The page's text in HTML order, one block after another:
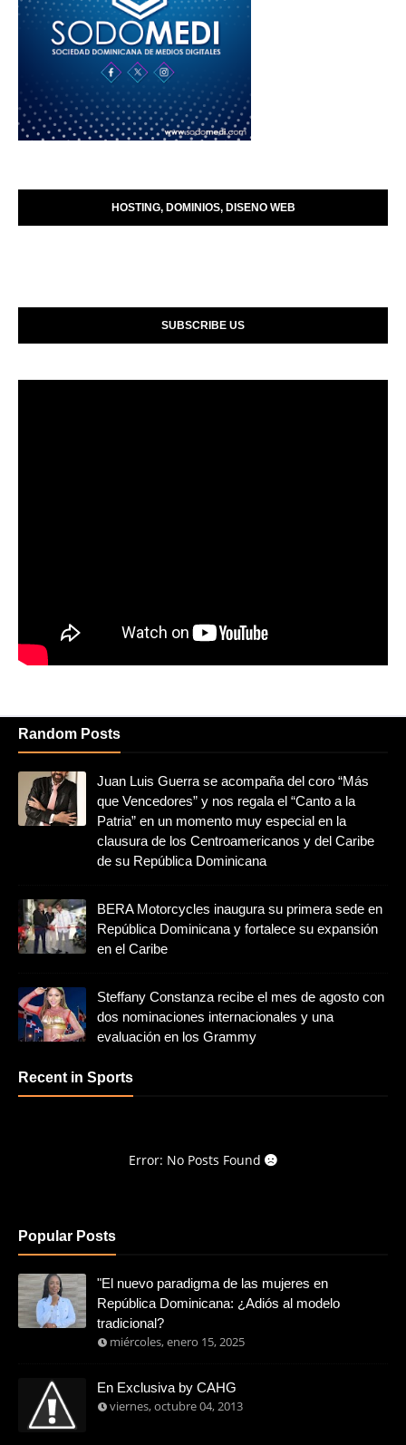
HOSTING, DOMINIOS, DISENO WEB
SUBSCRIBE US
Random Posts
Juan Luis Guerra se acompaña del coro “Más
que Vencedores” y nos regala el “Canto a la
Patria” en un momento muy especial en la
clausura de los Centroamericanos y del Caribe
de su República Dominicana
BERA Motorcycles inaugura su primera sede en
República Dominicana y fortalece su expansión
en el Caribe
Steffany Constanza recibe el mes de agosto con
dos nominaciones internacionales y una
evaluación en los Grammy
Recent in Sports
Error: No Posts Found
Popular Posts
"El nuevo paradigma de las mujeres en
República Dominicana: ¿Adiós al modelo
tradicional?
miércoles, enero 15, 2025
En Exclusiva by CAHG
viernes, octubre 04, 2013